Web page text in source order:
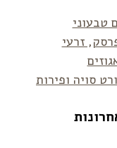
טבעוני
זרעי
סויה ופירות